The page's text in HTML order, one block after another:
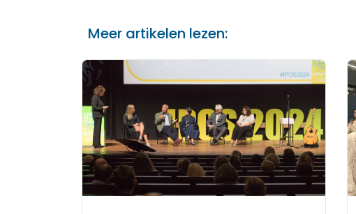
Meer artikelen lezen: